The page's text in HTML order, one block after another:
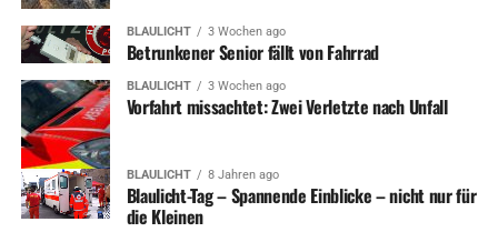
BLAULICHT 3 Wochen ago
Betrunkener Senior fällt von Fahrrad
BLAULICHT 3 Wochen ago
Vorfahrt missachtet: Zwei Verletzte nach Unfall
BLAULICHT 8 Jahren ago
Blaulicht-Tag – Spannende Einblicke – nicht nur für
die Kleinen